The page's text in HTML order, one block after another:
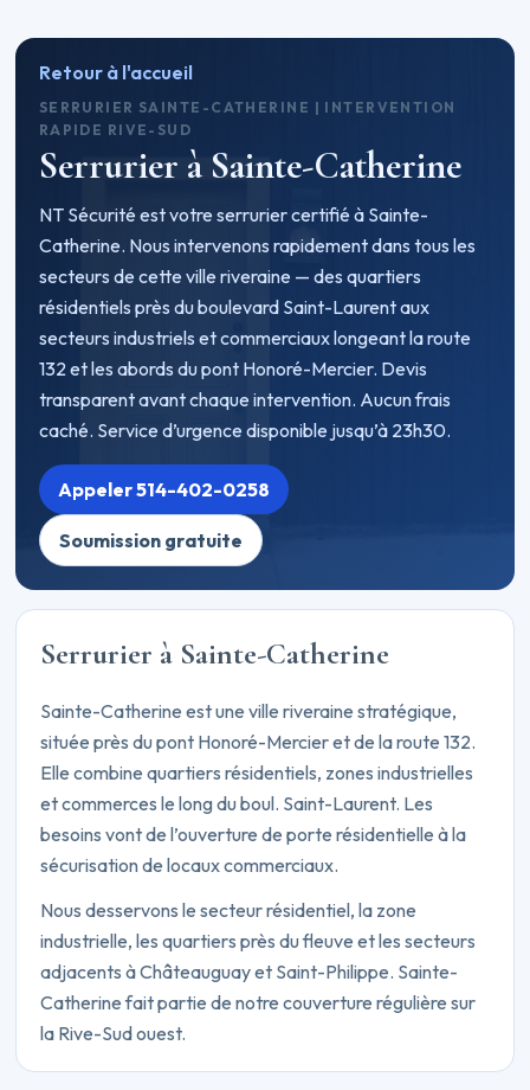
Retour à l'accueil
SERRURIER SAINTE-CATHERINE | INTERVENTION
RAPIDE RIVE-SUD
Serrurier à Sainte-Catherine
NT Sécurité est votre serrurier certifié à Sainte-
Catherine. Nous intervenons rapidement dans tous les
secteurs de cette ville riveraine — des quartiers
résidentiels près du boulevard Saint-Laurent aux
secteurs industriels et commerciaux longeant la route
132 et les abords du pont Honoré-Mercier. Devis
transparent avant chaque intervention. Aucun frais
caché. Service d’urgence disponible jusqu’à 23h30.
Appeler 514-402-0258
Soumission gratuite
Serrurier à Sainte-Catherine
Sainte-Catherine est une ville riveraine stratégique,
située près du pont Honoré-Mercier et de la route 132.
Elle combine quartiers résidentiels, zones industrielles
et commerces le long du boul. Saint-Laurent. Les
besoins vont de l’ouverture de porte résidentielle à la
sécurisation de locaux commerciaux.
Nous desservons le secteur résidentiel, la zone
industrielle, les quartiers près du fleuve et les secteurs
adjacents à Châteauguay et Saint-Philippe. Sainte-
Catherine fait partie de notre couverture régulière sur
la Rive-Sud ouest.